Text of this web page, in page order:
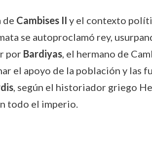
de Cambises II y el contexto
se autoproclamó rey,
por Bardiyas, el hermano de
el apoyo de la población y las
, según el historiador griego
todo el imperio.